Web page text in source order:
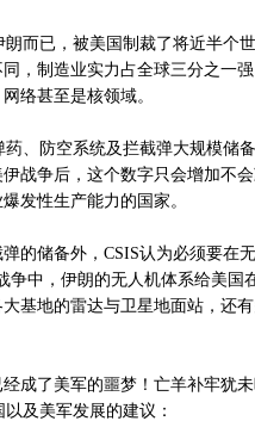
而已，被美国制裁了将近半个
，制造业实力占全球三分之一
络甚至是核领域。
、防空系统及拦截弹大规模储
战争后，这个数字只会增加不
发性生产能力的国家。
的储备外，CSIS认为必须要在
争中，伊朗的无人机体系给美国
基地的雷达与卫星地面站，还
成了美军的噩梦！亡羊补牢犹
及美军发展的建议：